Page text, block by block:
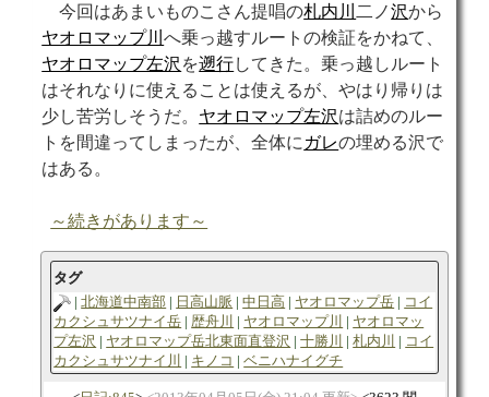
今回はあまいものこさん提唱の札内川 二ノ沢から
ヤオロマップ川へ乗っ越すルートの検証をかねて、
ヤオロマップ左沢 を遡行してきた。乗っ越しルート
はそれなりに使えることは使えるが、やはり帰りは
少し苦労しそうだ。 ヤオロマップ左沢は詰めのルー
トを間違ってしまったが、全体に ガレの埋める沢で
はある。
～続きがあります～
タグ
北海道中南部
日高山脈 中日高 ヤオロマップ岳
コイ
カクシュサツナイ岳
歴舟川 ヤオロマップ川
ヤオロマッ
プ左沢
ヤオロマップ岳北東面直登沢 十勝川 札内川
コイ
カクシュサツナイ川
キノコ ベニハナイグチ